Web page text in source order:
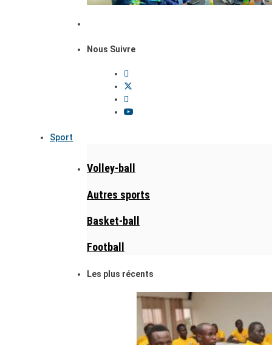
Nous Suivre
Sport
Volley-ball
Autres sports
Basket-ball
Football
Les plus récents